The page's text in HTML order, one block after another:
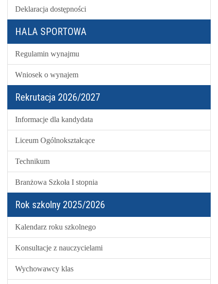
Deklaracja dostępności
HALA SPORTOWA
Regulamin wynajmu
Wniosek o wynajem
Rekrutacja 2026/2027
Informacje dla kandydata
Liceum Ogólnokształcące
Technikum
Branżowa Szkoła I stopnia
Rok szkolny 2025/2026
Kalendarz roku szkolnego
Konsultacje z nauczycielami
Wychowawcy klas